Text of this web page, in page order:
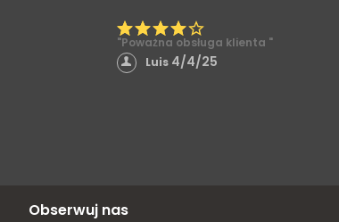
"Poważna obsługa klienta "
Luis 4/4/25
Obserwuj nas